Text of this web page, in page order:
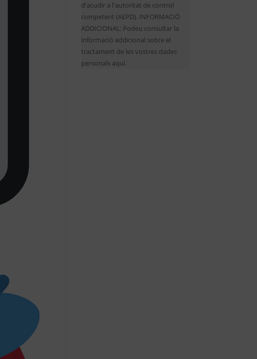
d'acudir a l'autoritat de control
competent (AEPD). INFORMACIÓ
ADDICIONAL: Podeu consultar la
informació addicional sobre el
tractament de les vostres dades
personals aquí.